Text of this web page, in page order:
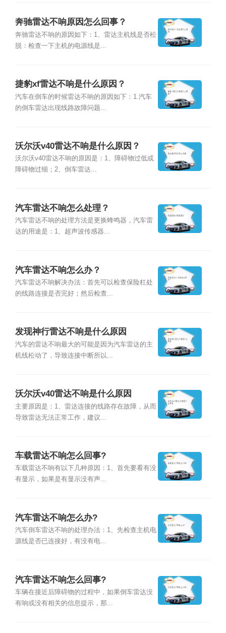
奔驰雷达不响原因怎么回事？
奔驰雷达不响的原因如下：1、雷达主机线是否松
脱：检查一下主机的电源线是...
捷豹xf雷达不响是什么原因？
汽车在倒车的时候雷达不响的原因如下：1.汽车
的倒车雷达出现线路故障问题...
沃尔沃v40雷达不响是什么原因？
沃尔沃v40雷达不响的原因是：1、障碍物过低或
障碍物过细；2、倒车雷达...
汽车雷达不响怎么处理？
汽车雷达不响的处理方法是更换蜂鸣器，汽车雷
达的用途是：1、超声波传感器...
汽车雷达不响怎么办？
汽车雷达不响解决办法：首先可以检查保险杠处
的线路连接是否完好；然后检查...
发现神行雷达不响是什么原因
汽车的雷达不响最大的可能是因为汽车雷达的主
机线松动了，导致连接中断所以...
沃尔沃v40雷达不响是什么原因
主要原因是：1、雷达连接的线路存在故障，从而
导致雷达无法正常工作，建议...
车载雷达不响怎么回事?
车载雷达不响有以下几种原因：1、首先要看有没
有显示，如果是有显示没有声...
汽车雷达不响怎么办?
汽车倒车雷达不响的处理办法：1、先检查主机电
源线是否已连接好，有没有电...
汽车雷达不响怎么回事?
车辆在接近后障碍物的过程中，如果倒车雷达没
有响或没有相关的信息提示，那...